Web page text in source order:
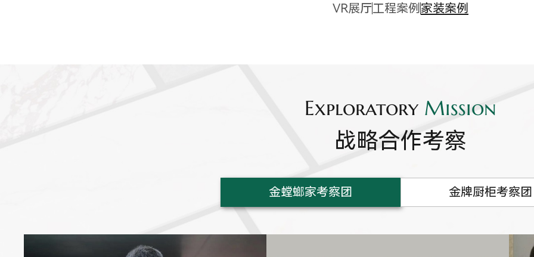
VR展厅工程案例 家装案例
Exploratory Mission
战略合作考察
金螳螂家考察团 金牌厨柜考察团